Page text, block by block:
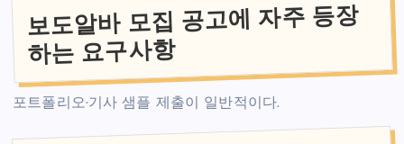
보도알바 모집 공고에 자주 등장
하는 요구사항
포트폴리오·기사 샘플 제출이 일반적이다.